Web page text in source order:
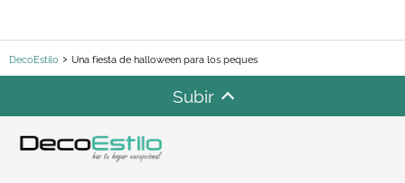
DecoEstilo Una fiesta de halloween para los peques
Subir